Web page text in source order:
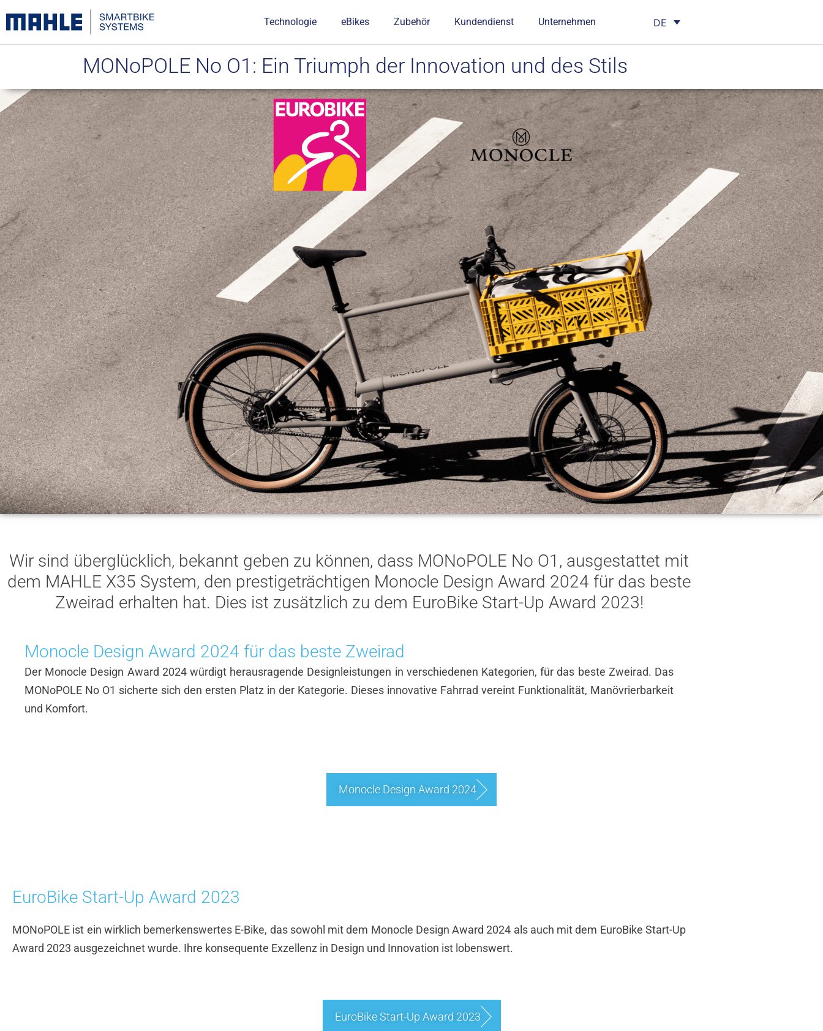
Technologie eBikes Zubehör Kundendienst Unternehmen DE
MONoPOLE No O1: Ein Triumph der Innovation und des Stils
Wir sind überglücklich, bekannt geben zu können, dass MONoPOLE No O1, ausgestattet mit
dem MAHLE X35 System, den prestigeträchtigen Monocle Design Award 2024 für das beste
Zweirad erhalten hat. Dies ist zusätzlich zu dem EuroBike Start-Up Award 2023!
Monocle Design Award 2024 für das beste Zweirad
Der Monocle Design Award 2024 würdigt herausragende Designleistungen in verschiedenen Kategorien, für das beste Zweirad. Das
MONoPOLE No O1 sicherte sich den ersten Platz in der Kategorie. Dieses innovative Fahrrad vereint Funktionalität, Manövrierbarkeit
und Komfort.
Monocle Design Award 2024
EuroBike Start-Up Award 2023
MONoPOLE ist ein wirklich bemerkenswertes E-Bike, das sowohl mit dem Monocle Design Award 2024 als auch mit dem EuroBike Start-Up
Award 2023 ausgezeichnet wurde. Ihre konsequente Exzellenz in Design und Innovation ist lobenswert.
EuroBike Start-Up Award 2023